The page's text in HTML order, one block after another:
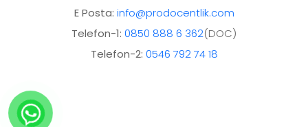
E Posta: info@prodocentlik.com
Telefon-1: 0850 888 6 362(DOC)
Telefon-2: 0546 792 74 18